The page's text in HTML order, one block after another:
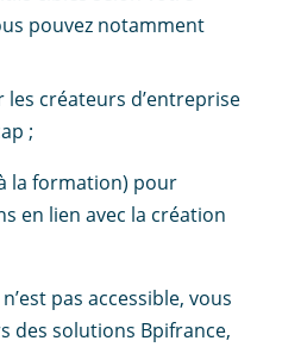
pouvez notamment
les créateurs d’entreprise
;
la formation) pour
en lien avec la création
pas accessible, vous
des solutions Bpifrance,